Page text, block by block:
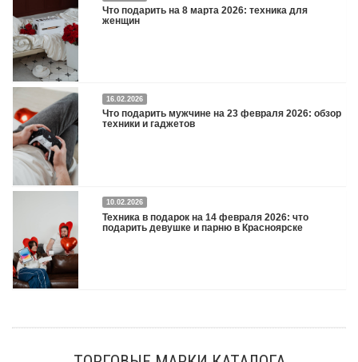
Что подарить на 8 марта 2026: техника для
женщин
Что подарить на 8 марта 2026: техника для женщин
16.02.2026
Что подарить мужчине на 23 февраля 2026: обзор
техники и гаджетов
Двадцать третье февраля — праздник, на который мужчины делают вид, что им
все равно. А потом три дня рассказывают коллегам, какую колонку / приставку /
камеру им подарили. Не верьте словам — верьте глазам, которые загораются
при виде новой коробки.
10.02.2026
Техника в подарок на 14 февраля 2026: что
подарить девушке и парню в Красноярске
марта — контрольный выстрел по кошельку. Начнем с первого — потому что он